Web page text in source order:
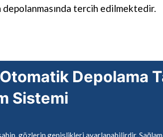
tercih edilmektedir.
Depolama
Sistemi
gözlerin genişlikleri ayarlanabilirdir. Sağlam